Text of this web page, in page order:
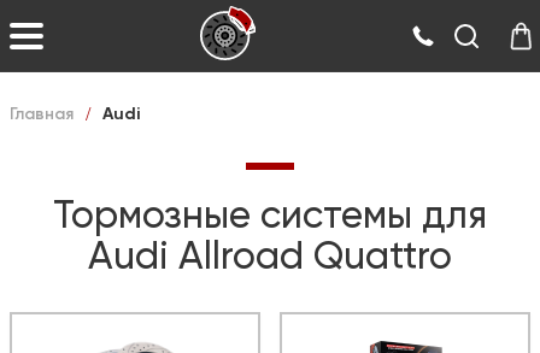
Главная / Audi
Тормозные системы для
Audi Allroad Quattro